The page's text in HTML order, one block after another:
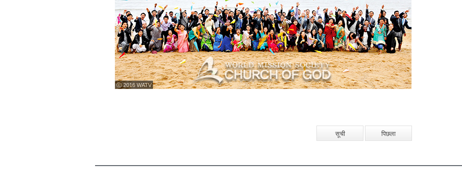
ⓒ 2016 WATV
सूची पिछला